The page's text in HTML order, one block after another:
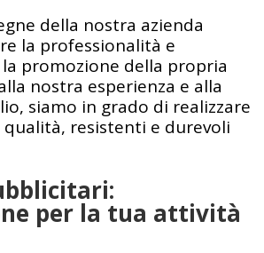
della nostra azienda
la professionalità e
promozione della propria
nostra esperienza e alla
siamo in grado di realizzare
resistenti e durevoli
per la tua attività